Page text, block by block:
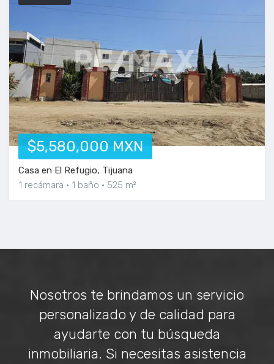
$5,580,000 MXN
Casa en El Refugio, Tijuana
1 recámara
1 baño 525 m²
Nosotros te brindamos un servicio
personalizado y de calidad para
ayudarte con tu búsqueda
inmobiliaria. Si necesitas asistencia